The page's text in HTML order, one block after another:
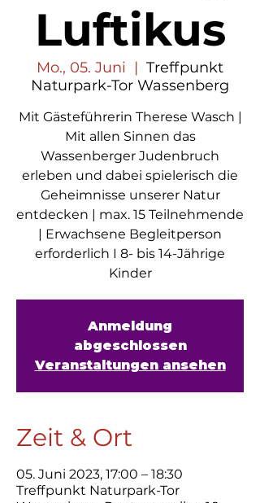
Luftikus
Mo., 05. Juni
  |
Treffpunkt
Naturpark-Tor Wassenberg
Mit Gästeführerin Therese Wasch |
Mit allen Sinnen das
Wassenberger Judenbruch
erleben und dabei spielerisch die
Geheimnisse unserer Natur
entdecken | max. 15 Teilnehmende
| Erwachsene Begleitperson
erforderlich I 8- bis 14-Jährige
Kinder
Anmeldung
abgeschlossen
Veranstaltungen ansehen
Zeit & Ort
05. Juni 2023, 17:00 – 18:30
Treffpunkt Naturpark-Tor